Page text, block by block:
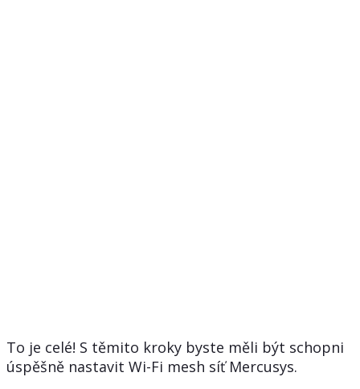
To je celé! S těmito kroky byste měli být schopni
úspěšně nastavit Wi-Fi mesh síť Mercusys.